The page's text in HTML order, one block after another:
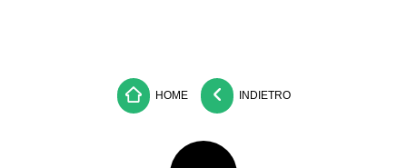
HOME INDIETRO